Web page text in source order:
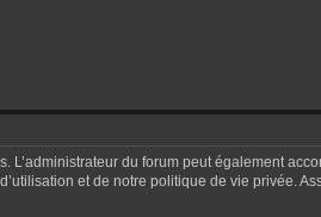
L’administrateur du forum peut également
et de notre politique de vie privée.